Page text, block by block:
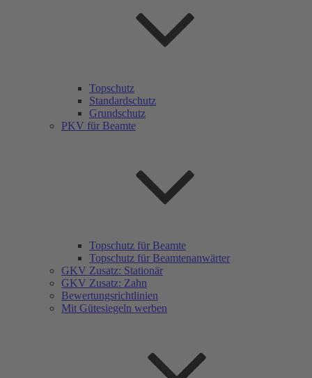
Topschutz
Standardschutz
Grundschutz
PKV für Beamte
Topschutz für Beamte
Topschutz für Beamtenanwärter
GKV Zusatz: Stationär
GKV Zusatz: Zahn
Bewertungsrichtlinien
Mit Gütesiegeln werben